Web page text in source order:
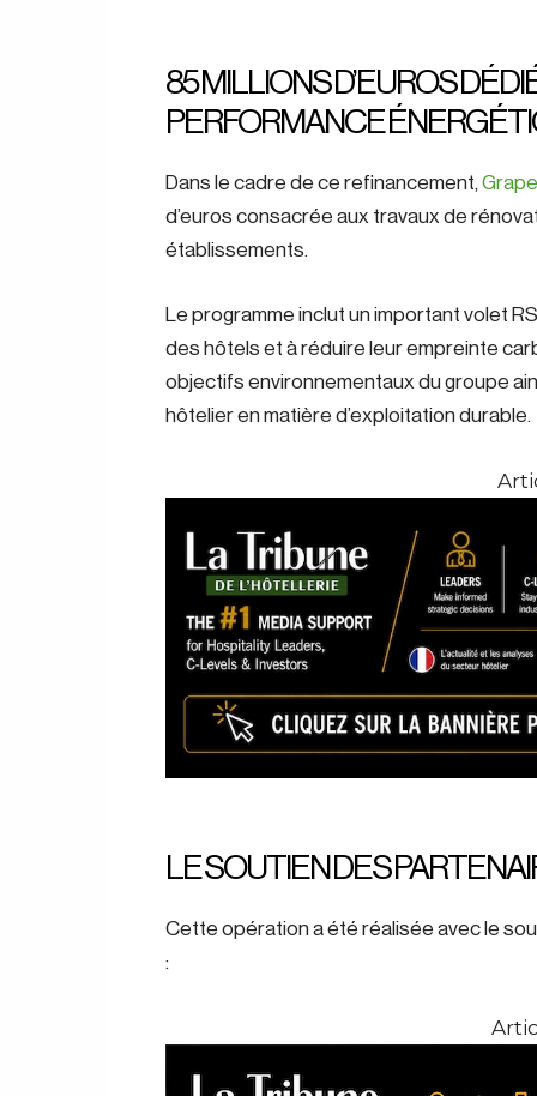
85 MILLIONS D’EUROS
PERFORMANCE
Dans le cadre de ce refinancement,
d’euros consacrée aux travaux de
établissements.
Le programme inclut un important volet
des hôtels et à réduire leur empreinte
objectifs environnementaux du groupe
hôtelier en matière d’exploitation durable.
LE SOUTIEN DES
Cette opération a été réalisée avec le
: